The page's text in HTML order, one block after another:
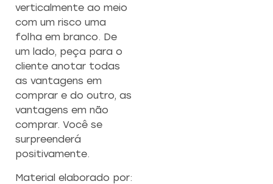
verticalmente ao meio
com um risco uma
folha em branco. De
um lado, peça para o
cliente anotar todas
as vantagens em
comprar e do outro, as
vantagens em não
comprar. Você se
surpreenderá
positivamente.
Material elaborado por: